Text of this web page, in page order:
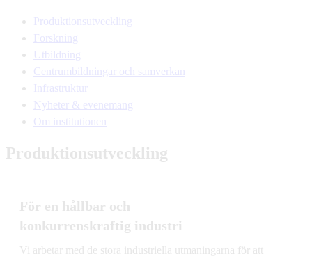
Produktionsutveckling
Forskning
Utbildning
Centrumbildningar och samverkan
Infrastruktur
Nyheter & evenemang
Om institutionen
Produktionsutveckling
För en hållbar och
konkurrenskraftig industri
Vi arbetar med de stora industriella utmaningarna för att